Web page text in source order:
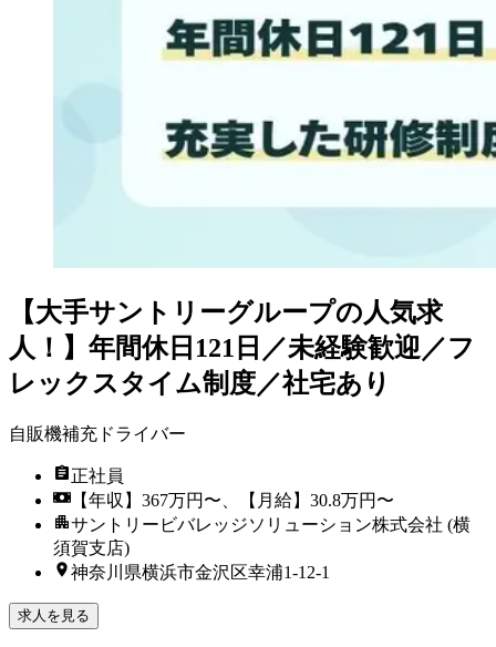
【大手サントリーグループの人気求
人！】年間休日121日／未経験歓迎／フ
レックスタイム制度／社宅あり
自販機補充ドライバー
正社員
【年収】367万円〜、【月給】30.8万円〜
サントリービバレッジソリューション株式会社 (横
須賀支店)
神奈川県横浜市金沢区幸浦1-12-1
求人を見る